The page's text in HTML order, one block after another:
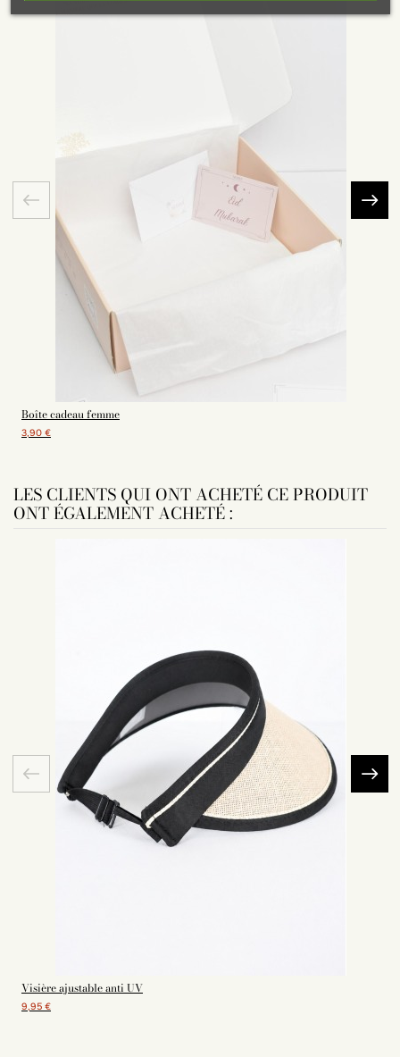
Boîte cadeau femme
3,90 €
LES CLIENTS QUI ONT ACHETÉ CE PRODUIT
ONT ÉGALEMENT ACHETÉ :
Visière ajustable anti UV
9,95 €